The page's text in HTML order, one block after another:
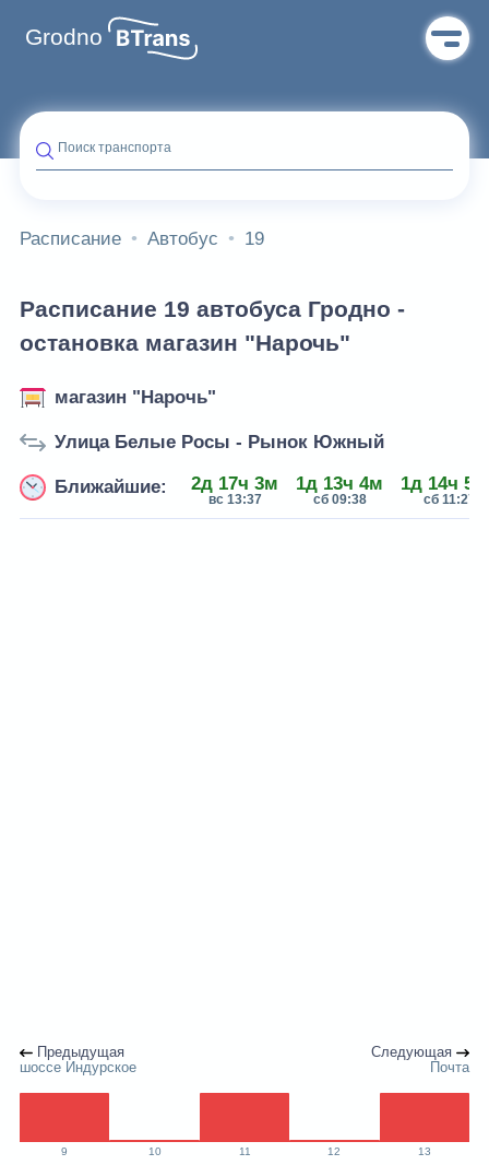
Grodno
Поиск транспорта
Расписание Автобус 19
Расписание 19 автобуса Гродно -
остановка магазин "Нарочь"
магазин "Нарочь"
Улица Белые Росы - Рынок Южный
Ближайшие: 2д 17ч 3м
вс 13:37
1д 13ч 4м
сб 09:38
1д 14ч
сб 11:27
Предыдущая
шоссе Индурское
Следующая
Почта
9 10 11 12 13